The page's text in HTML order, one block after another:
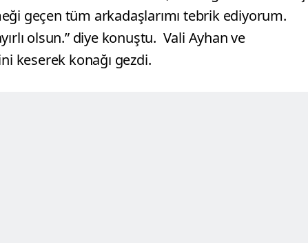
geçen tüm arkadaşlarımı tebrik ediyorum.
olsun.” diye konuştu. Vali Ayhan ve
keserek konağı gezdi.